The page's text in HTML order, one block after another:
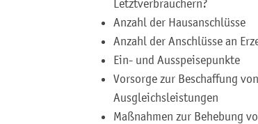
Letztverbrauchern?
Anzahl der Hausanschlüsse
Anzahl der Anschlüsse an
Ein- und Ausspeisepunkte
Vorsorge zur Beschaffung
Ausgleichsleistungen
Maßnahmen zur Behebung